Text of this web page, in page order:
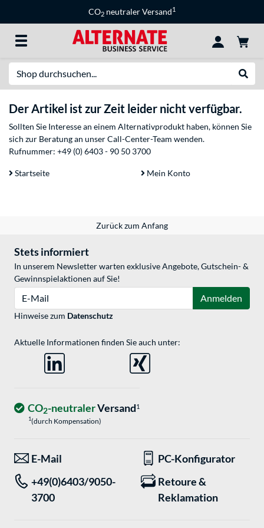
CO2 neutraler Versand1
Der Artikel ist zur Zeit leider nicht verfügbar.
Sollten Sie Interesse an einem Alternativprodukt haben, können Sie
sich zur Beratung an unser Call-Center-Team wenden.
Rufnummer: +49 (0) 6403 - 90 50 3700
Startseite Mein Konto
Zurück zum Anfang
Stets informiert
In unserem Newsletter warten exklusive Angebote, Gutschein- &
Gewinnspielaktionen auf Sie!
Anmelden
Hinweise zum Datenschutz
Aktuelle Informationen finden Sie auch unter:
CO2-neutralerVersand1
1(durch Kompensation)
E-Mail
PC-Konfigurator
+49(0)6403/9050-
3700
Retoure &
Reklamation